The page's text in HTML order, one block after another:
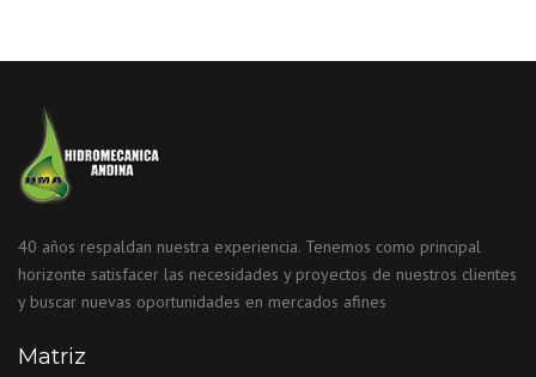
40 años respaldan nuestra experiencia. Tenemos como principal
horizonte satisfacer las necesidades y proyectos de nuestros clientes
y buscar nuevas oportunidades en mercados afines
Matriz